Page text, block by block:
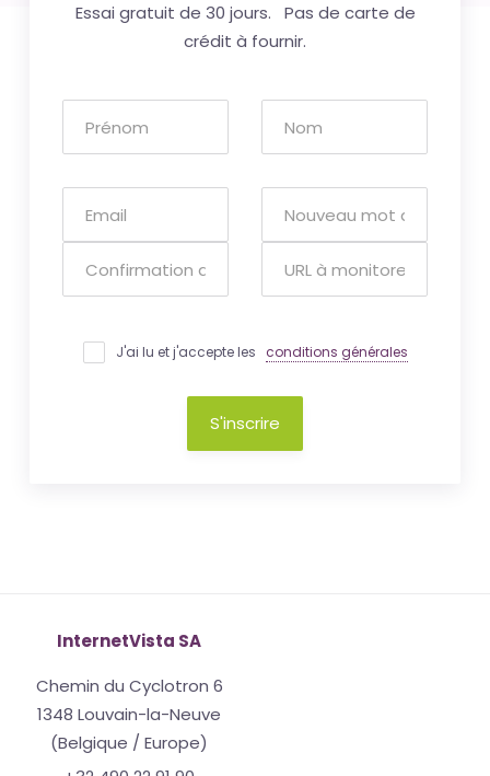
Essai gratuit de 30 jours. Pas de carte de
crédit à fournir.
J'ai lu et j'accepte les conditions générales
S'inscrire
InternetVista SA
Chemin du Cyclotron 6
1348 Louvain-la-Neuve
(Belgique / Europe)